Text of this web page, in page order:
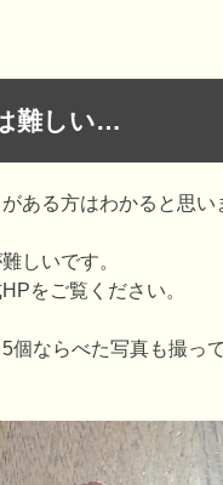
難しい…
ある方はわかると思
しいです。
をご覧ください。
個ならべた写真も撮っ